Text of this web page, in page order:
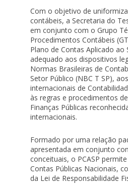
Com o objetivo de
contábeis, a Secretaria do
em conjunto com o Grupo
Procedimentos Contábeis
Plano de Contas Aplicado ao
adequado aos dispositivos
Normas Brasileiras de
Setor Público (NBC T SP),
internacionais de
às regras e procedimentos
Finanças Públicas
internacionais.
Formado por uma relação
apresentada em conjunto
conceituais, o PCASP
Contas Públicas Nacionais,
da Lei de Responsabilidade